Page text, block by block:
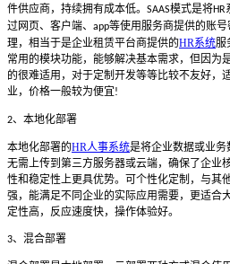
件供应商，持续拥有成本低。 SAAS模式是将HR
过网页、客户端、 app等使用服务商提供的账
理，相当于是企业租赁平台商提供的HR系统服
常用的模块功能，能够解决基本需求，但因为
的很难适用，对于定制开发等等比较不友好，
业，价格一般较为便宜!
2、本地化部署
本地化部署的HR人事系统是将企业数据或业务
无需上传到第三方服务器或云端，确保了企业
性和稳定性上更具优势。可个性化定制，与其
强，能满足不同企业的实际应用需要，更适合
定性高，反应速度快，操作体验好。
3、混合部署